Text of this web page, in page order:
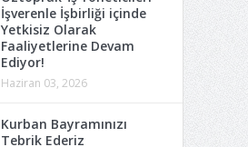
İşverenle İşbirliği içinde
Yetkisiz Olarak
Faaliyetlerine Devam
Ediyor!
Haziran 03, 2026
Kurban Bayramınızı
Tebrik Ederiz